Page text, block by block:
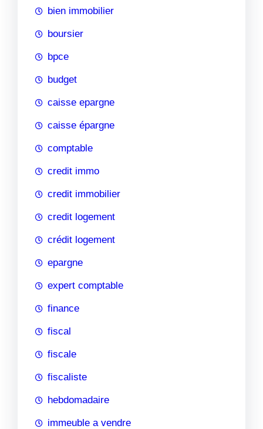
bien immobilier
boursier
bpce
budget
caisse epargne
caisse épargne
comptable
credit immo
credit immobilier
credit logement
crédit logement
epargne
expert comptable
finance
fiscal
fiscale
fiscaliste
hebdomadaire
immeuble a vendre